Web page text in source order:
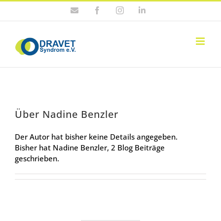
E-
FacebookInstagramLinkedIn
Über Nadine Benzler
Der Autor hat bisher keine Details angegeben.
Bisher hat Nadine Benzler, 2 Blog Beiträge
geschrieben.